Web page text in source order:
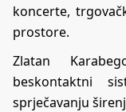
koncerte,
prostore.
Zlatan
beskontaktni
sprječavanju